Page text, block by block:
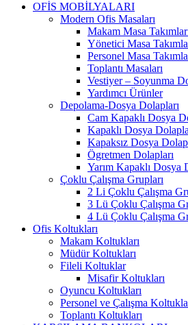
OFİS MOBİLYALARI
Modern Ofis Masaları
Makam Masa
Yönetici Masa
Personel Masa
Toplantı Masaları
Vestiyer – Soyunma
Yardımcı Ürünler
Depolama-Dosya Dolapları
Cam Kapaklı Dosya
Kapaklı Dosya
Kapaksız Dosya
Ögretmen Dolapları
Yarım Kapaklı Dosya
Çoklu Çalışma Grupları
2 Li Çoklu Çalışma
3 Lü Çoklu Çalışma
4 Lü Çoklu Çalışma
Ofis Koltukları
Makam Koltukları
Müdür Koltukları
Fileli Koltuklar
Misafir Koltukları
Oyuncu Koltukları
Personel ve Çalışma
Toplantı Koltukları